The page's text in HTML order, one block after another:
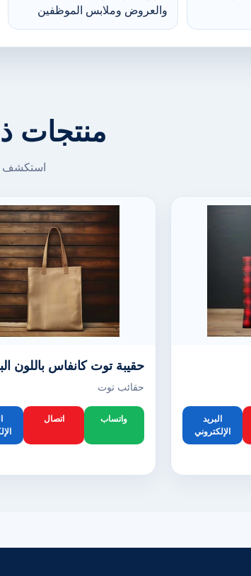
والعروض وملابس الموظفين
منتجات
استكشف
البريد
الإلكتروني
حقيبة توت كانفاس باللون
حقائب توت
واتساب اتصال